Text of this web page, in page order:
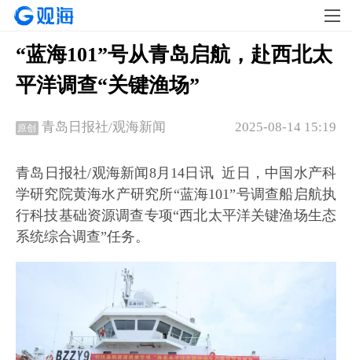
“蓝海101”号从青岛启航，赴西北太
平洋调查“关键渔场”
原创 2025-08-14 15:19
青岛日报社/观海新闻
青岛日报社/观海新闻8月14日讯 近日，中国水产科
学研究院黄海水产研究所“蓝海101”号调查船启航执
行科技基础资源调查专项“西北太平洋关键渔场生态
系统综合调查”任务。